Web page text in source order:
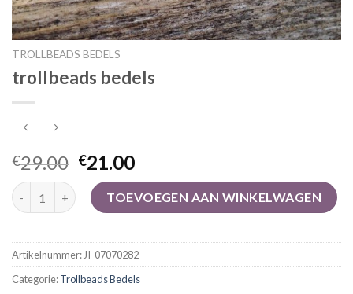
TROLLBEADS BEDELS
trollbeads bedels
€29.00 €21.00
trollbeads bedels aantalTOEVOEGEN AAN WINKELWAGEN
Artikelnummer: JI-07070282
Categorie:Trollbeads Bedels